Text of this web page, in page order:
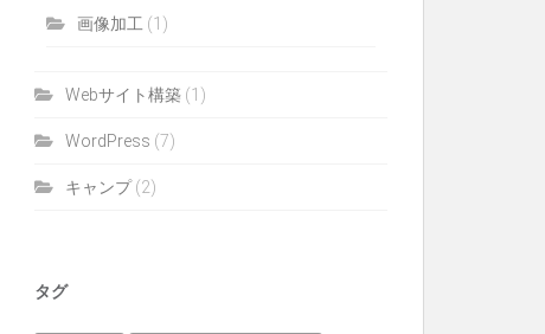
画像加工 (1)
Webサイト構築 (1)
WordPress (7)
キャンプ(2)
タグ